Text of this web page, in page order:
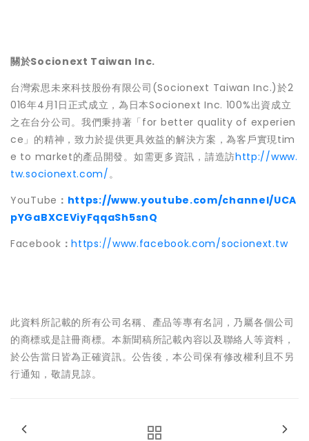
關於Socionext Taiwan Inc.
台灣索思未來科技股份有限公司(Socionext Taiwan Inc.)於2
016年4月1日正式成立，為日本Socionext Inc. 100%出資成立
之在台分公司。我們秉持著「for better quality of experien
ce」的精神，致力於提供更具效益的解決方案，為客戶實現tim
e to market的產品開發。如需更多資訊，請造訪http://www.
tw.socionext.com/。
YouTube ： https://www.youtube.com/channel/UCA
pYGaBXCEViyFqqaSh5snQ
Facebook ：https://www.facebook.com/socionext.tw
此資料所記載的所有公司名稱、產品等專有名詞，乃屬各個公司
的商標或是註冊商標。本新聞稿所記載內容以及聯絡人等資料，
於公告當日皆為正確資訊。公告後，本公司保有修改權利且不另
行通知，敬請見諒。